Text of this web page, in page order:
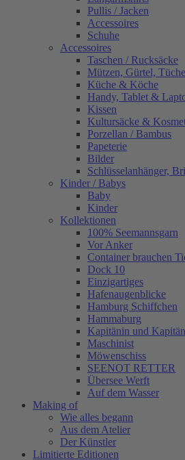
Pullis / Jacken
Accessoires
Schuhe
Accessoires
Taschen / Rucksäcke
Mützen, Gürtel,
Küche & Köche
Handy, Tablet &
Kissen
Kultursäcke &
Porzellan / Bambus
Papeterie
Bilder
Schlüsselanhänger,
Kinder / Babys
Baby
Kinder
Kollektionen
100% Seemannsgarn
Vor Anker
Container brauchen
Dock 10
Einzigartiges
Hafenaugen­blicke
Hamburg Schiffchen
Hammaburg
Kapitänin und Kapitän
Maschinist
Möwenschiss
SEENOT RETTER
Übersee Werft
Auf dem Wasser
Making of
Wie alles begann
Aus dem Atelier
Der Künstler
Limitierte Editionen